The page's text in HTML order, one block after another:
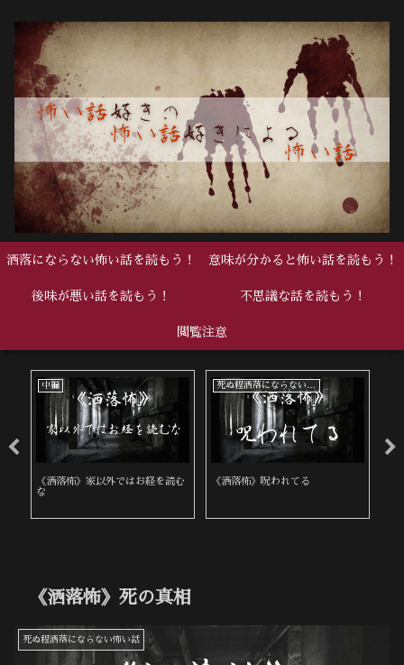
洒落にならない怖い話を読もう！ 意味が分かると怖い話を読もう！
後味が悪い話を読もう！ 不思議な話を読もう！
閲覧注意
中編
《洒落怖》家以外ではお経を読む
な
死ぬ程洒落にならない怖い話
《洒落怖》呪われてる
《洒落怖》死の真相
死ぬ程洒落にならない怖い話